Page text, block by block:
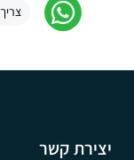
יצירת קשר